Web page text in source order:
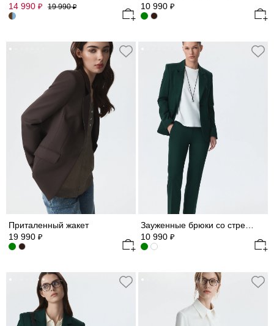
14 990 ₽ 19 990₽
10 990 ₽
Приталенный жакет
19 990 ₽
Зауженные брюки со стрелками
10 990 ₽